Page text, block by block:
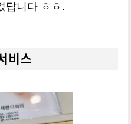
답니다 ㅎㅎ.
비스